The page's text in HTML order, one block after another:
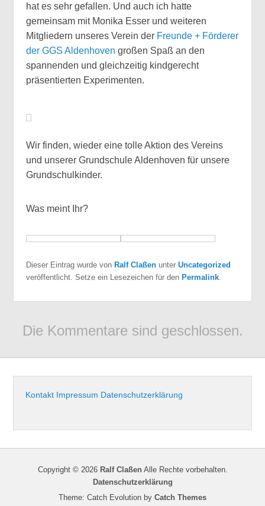
hat es sehr gefallen. Und auch ich hatte
gemeinsam mit Monika Esser und weiteren
Mitgliedern unseres Verein der Freunde + Förderer
der GGS Aldenhoven großen Spaß an den
spannenden und gleichzeitig kindgerecht
präsentierten Experimenten.
Wir finden, wieder eine tolle Aktion des Vereins
und unserer Grundschule Aldenhoven für unsere
Grundschulkinder.
Was meint Ihr?
Dieser Eintrag wurde von Ralf Claßenunter Uncategorized
veröffentlicht. Setze ein Lesezeichen für den Permalink.
Die Kommentare sind geschlossen.
Kontakt Impressum Datenschutzerklärung
Copyright © 2026 Ralf Claßen Alle Rechte vorbehalten.
Datenschutzerklärung
Theme: Catch Evolution by Catch Themes